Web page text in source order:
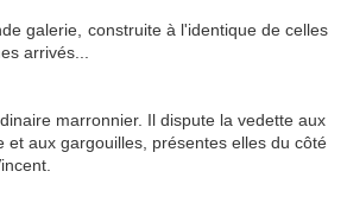
galerie, construite à l'identique de celles
arrivés...
marronnier. Il dispute la vedette aux
et aux gargouilles, présentes elles du côté